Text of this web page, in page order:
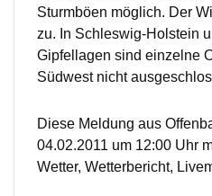
Sturmböen möglich. Der
zu. In Schleswig-Holstein
Gipfellagen sind einzelne
Südwest nicht
Diese Meldung aus
04.02.2011 um 12:00 Uhr
Wetter, Wetterbericht,